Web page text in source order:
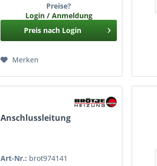
Preise?
Login / Anmeldung
Preis nach Login
Merken
Anschlussleitung
Art-Nr.: brot974141